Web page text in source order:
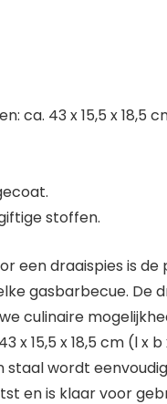
ca. 43 x 15,5 x 18,5
stoffen.
een draaispies is
gasbarbecue. De
culinaire
x 15,5 x 18,5 cm (l x b
staal wordt
en is klaar voor